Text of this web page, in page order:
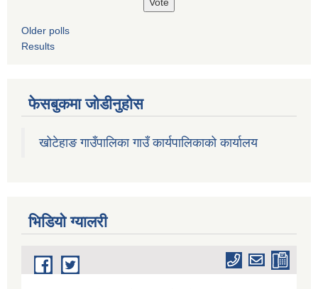
Older polls
Results
फेसबुकमा जोडीनुहोस
खोटेहाङ गाउँपालिका गाउँ कार्यपालिकाको कार्यालय
भिडियाे ग्यालरी